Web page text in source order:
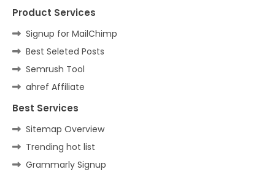
Product Services
Signup for MailChimp
Best Seleted Posts
Semrush Tool
ahref Affiliate
Best Services
Sitemap Overview
Trending hot list
Grammarly Signup